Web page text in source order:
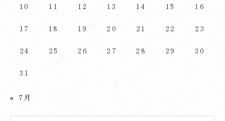
10 11 12 13 14 15 16
17 18 19 20 21 22 23
24 25 26 27 28 29 30
31
« 7月